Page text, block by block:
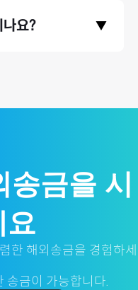
. (단, 태국 등 일부 국가의
요? ▼
송금을 시
요
한 해외송금을 경험하세
송금이 가능합니다.